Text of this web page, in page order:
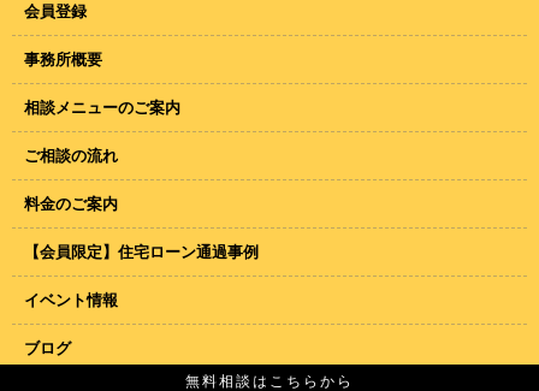
会員登録
事務所概要
相談メニューのご案内
ご相談の流れ
料金のご案内
【会員限定】住宅ローン通過事例
イベント情報
ブログ
無料相談はこちらから